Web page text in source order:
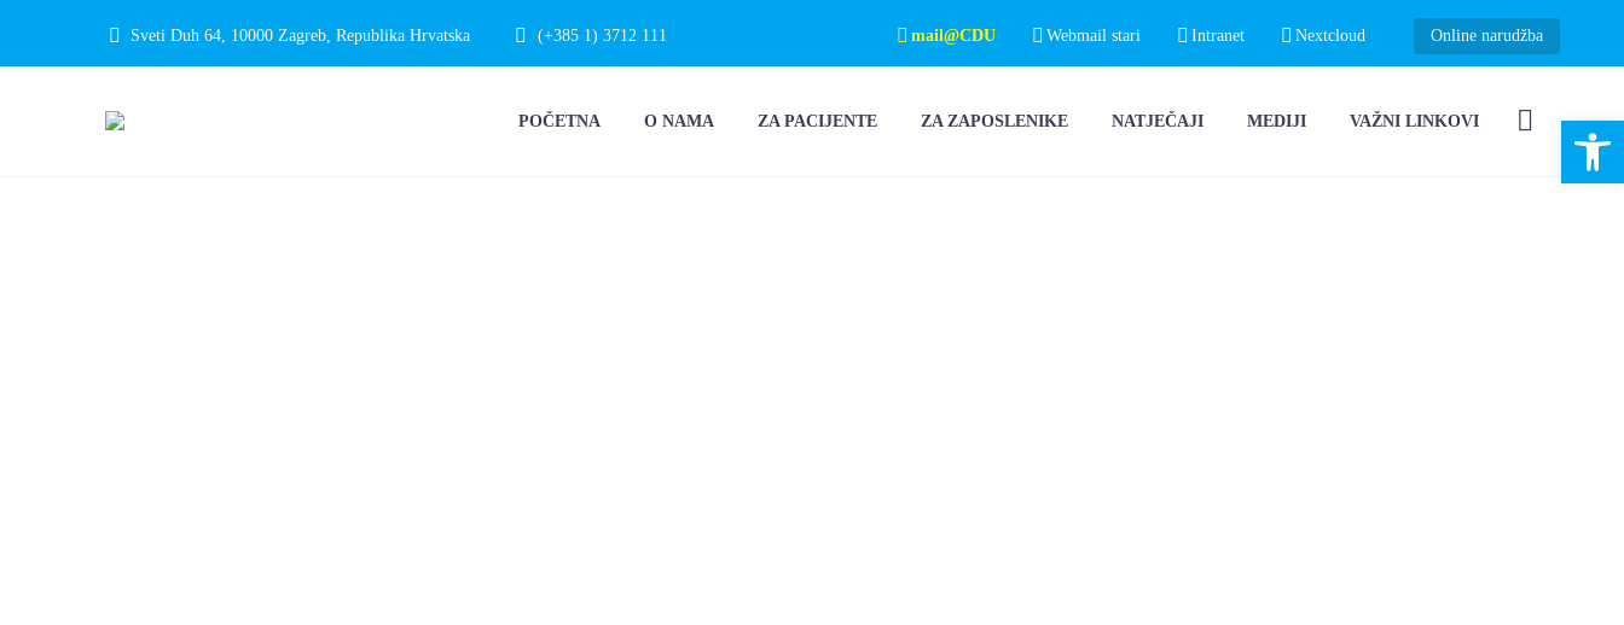
Sveti Duh 64, 10000 Zagreb, Republika Hrvatska (+385 1) 3712 111 mail@CDU Webmail stari Intranet Nextcloud Online narudžba
POČETNA O NAMA ZA PACIJENTE ZA ZAPOSLENIKE NATJEČAJI MEDIJI VAŽNI LINKOVI